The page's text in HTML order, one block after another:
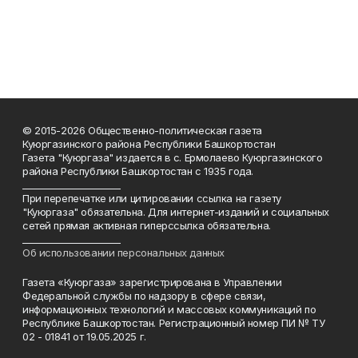
© 2015-2026 Общественно-политическая газета
Куюргазинского района Республики Башкортостан
Газета "Куюргаза" издается в с. Ермолаево Куюргазинского
района Республики Башкортостан с 1935 года.
При перепечатке или цитировании ссылка на газету
"Куюргаза" обязательна. Для интернет-изданий и социальных
сетей прямая активная гиперссылка обязательна.
Об использовании персональных данных
Газета «Куюргаза» зарегистрирована в Управлении
Федеральной службы по надзору в сфере связи,
информационных технологий и массовых коммуникаций по
Республике Башкортостан. Регистрационный номер ПИ № ТУ
02 - 01841 от 19.05.2025 г.